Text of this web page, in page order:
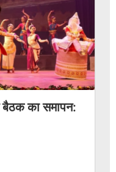
बैठक का समापन: